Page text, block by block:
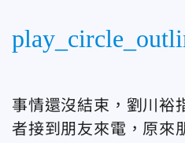
事情還沒結束，劉川裕
者接到朋友來電，原來